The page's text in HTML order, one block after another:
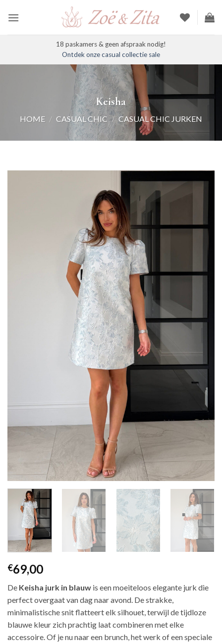
naar
18 paskamers & geen afspraak nodig!
Ontdek onze casual collectie sale
Keisha
HOME / CASUAL CHIC / CASUAL CHIC JURKEN
€69,00
De Keisha jurk in blauw is een moeiteloos elegante jurk die
perfect overgaat van dag naar avond. De strakke,
minimalistische snit flatteert elk silhouet, terwijl de tijdloze
blauwe kleur zich prachtig laat combineren met elke
accessoire. Of je nu naar een brunch, het werk of een speciale